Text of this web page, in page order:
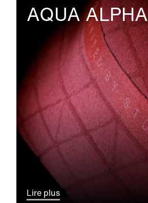
AQUA ALPHA
Lire plus